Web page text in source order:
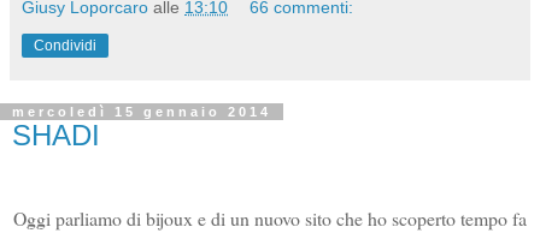
Giusy Loporcaro alle 13:10 66 commenti:
Condividi
mercoledì 15 gennaio 2014
SHADI
Oggi parliamo di bijoux e di un nuovo sito che ho scoperto tempo fa